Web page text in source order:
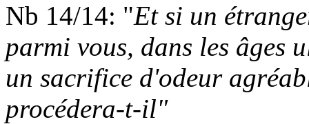
Nb 14/14: "Et si un
parmi vous, dans les âges
un sacrifice d'odeur
procédera-t-il"